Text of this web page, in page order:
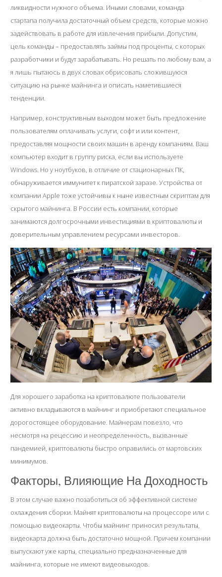
ликвидности нужного объема. Иными словами, команда
стартапа получила достаточный объем средств, которые можно
задействовать в работе для извлечения прибыли. Допустим,
цель команды – предоставлять займы под проценты, с которых
разработчики и будут зарабатывать. Но решать по любому вам, а
я лишь пытаюсь в двух словах обрисовать сложившуюся
ситуацию на рынке майнинга и описать наметившиеся
тенденции.
Например, конструктивным выходом может быть предложение
пользователям оплачивать услуги, софт и или контент,
предоставляя мощности своих машин в аренду компаниям. Ваш
компьютер входит в группу риска, если вы используете
Windows. Но у ноутбуков, в отличие от стационарных ПК,
обнаруживается иммунитет к пиратской заразе. Устройства от
компании Apple тоже устойчивы к ныне известным скриптам для
скрытого майнинга. В России есть компании, которые
занимаются долгосрочными инвестициями в криптовалюты и
доверительным управлением ресурсами инвесторов.
Для хорошего заработка на криптовалюте пользователи
активно вкладываются в майнинг и приобретают специальное
дорогостоящее оборудование. Майнерам повезло, что
несмотря на рецессию и неопределенность, вызванные
пандемией, криптовалюты быстро оправились от мартовских
минимумов.
Факторы, Влияющие На Доходность
В этом случае важно позаботиться об эффективной системе
охлаждения сборки. Майнят криптовалюты на процессоре или с
помощью видеокарты. Чтобы майнинг приносил результаты,
видеокарта должна быть достаточно мощной. Причем компании
выпускают уже карты, специально предназначенные для
майнинга, которые не имеют видеовыходов.